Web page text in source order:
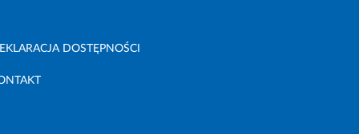
DOSTĘPNOŚCI